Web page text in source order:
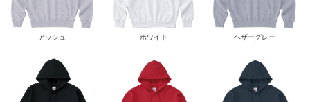
アッシュ ホワイト ヘザーグレー